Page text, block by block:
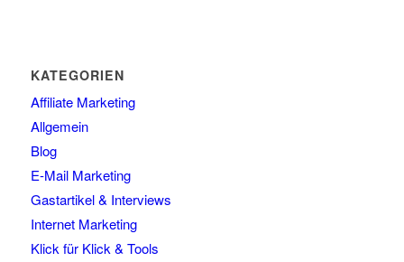
KATEGORIEN
Affiliate Marketing
Allgemein
Blog
E-Mail Marketing
Gastartikel & Interviews
Internet Marketing
Klick für Klick & Tools